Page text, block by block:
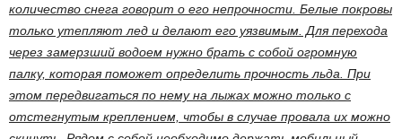
количество снега говорит о его непрочности. Белые покровы
только утепляют лед и делают его уязвимым. Для перехода
через замерзший водоем нужно брать с собой огромную
палку, которая поможет определить прочность льда. При
этом передвигаться по нему на лыжах можно только с
отстегнутым креплением, чтобы в случае провала их можно